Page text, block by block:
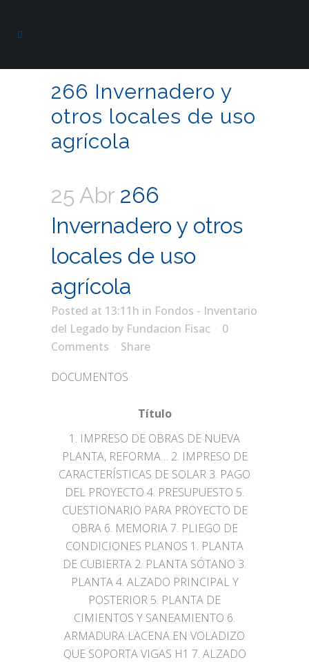
266 Invernadero y
otros locales de uso
agrícola
25 Abr 266
Invernadero y otros
locales de uso
agrícola
Posted at 13:11h in Fondos - Inventario
del Legado by Fundacion Fisac
0
Comments
Share
DOCUMENTOS
Título
1. IMPRESO DE OBRAS DE NUEVA
PLANTA, REFORMA… 2. IMPRESO DE
CARACTERÍSTICAS DE SOLAR 3. PAGO
DEL PROYECTO 4. PRESUPUESTO 5.
CUESTIONARIO PARA PROYECTO DE
OBRA 6. MEMORIA 7. PLIEGO DE
CONDICIONES PLANOS 1. PLANTA
DE CUBIERTA 2. PLANTA SÓTANO 3.
PLANTA 4. ALZADO PRINCIPAL Y
POSTERIOR 5. PLANTA DE
CIMIENTOS Y SANEAMIENTO 6.
ARMADURA LACENA EN VOLADIZO
QUE SOPORTA VIGAS H1 7. ALZADO